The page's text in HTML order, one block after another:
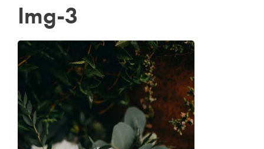
Img-3